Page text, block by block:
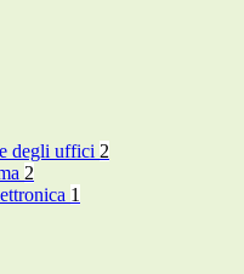
degli uffici 2
2
1